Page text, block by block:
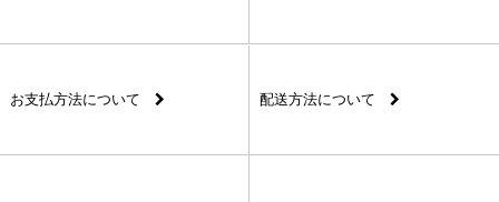
お支払方法について 配送方法について